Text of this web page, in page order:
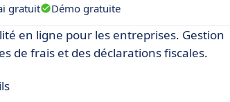
gratuit Démo gratuite
en ligne pour les entreprises. Gestion
de frais et des déclarations fiscales.